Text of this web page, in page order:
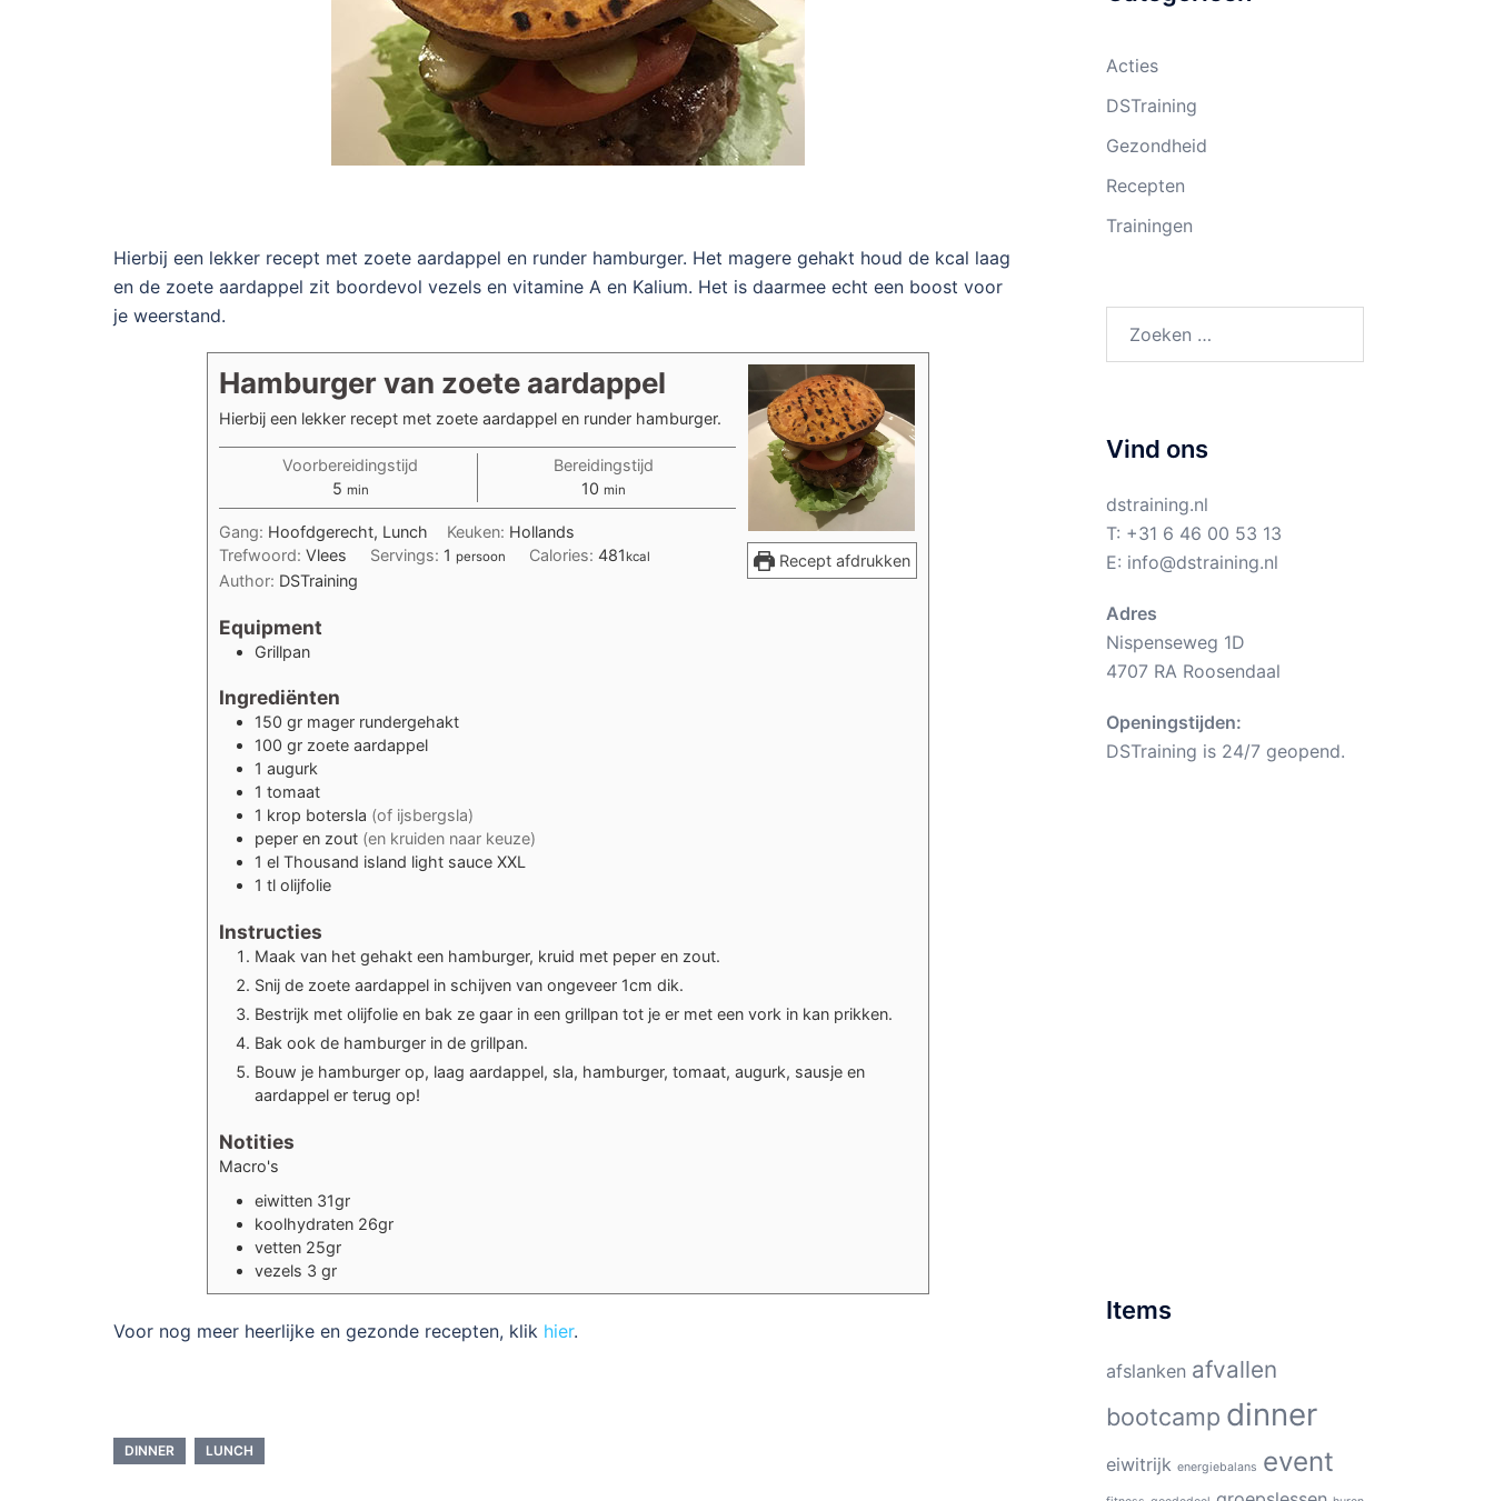
Hierbij een lekker recept met zoete aardappel en runder hamburger. Het magere gehakt houd de kcal laag
en de zoete aardappel zit boordevol vezels en vitamine A en Kalium. Het is daarmee echt een boost voor
je weerstand.
Recept afdrukken
Hamburger van zoete aardappel
Hierbij een lekker recept met zoete aardappel en runder hamburger.
Voorbereidingstijd
5minuten
min
Bereidingstijd
10 minuten
min
Gang: Hoofdgerecht, Lunch Keuken: Hollands
Trefwoord: Vlees Servings: 1 persoon Calories:481kcal
Author: DSTraining
Equipment
Grillpan
Ingrediënten
150 gr mager rundergehakt
100 gr zoete aardappel
1 augurk
1 tomaat
1 krop botersla (of ijsbergsla)
peper en zout (en kruiden naar keuze)
1 el Thousand island light sauce XXL
1 tl olijfolie
Instructies
Maak van het gehakt een hamburger, kruid met peper en zout.
Snij de zoete aardappel in schijven van ongeveer 1cm dik.
Bestrijk met olijfolie en bak ze gaar in een grillpan tot je er met een vork in kan prikken.
Bak ook de hamburger in de grillpan.
Bouw je hamburger op, laag aardappel, sla, hamburger, tomaat, augurk, sausje en
aardappel er terug op!
Notities
Macro's
eiwitten 31gr
koolhydraten 26gr
vetten 25gr
vezels 3 gr
Voor nog meer heerlijke en gezonde recepten, klik hier.
DINNER LUNCH
Acties
DSTraining
Gezondheid
Recepten
Trainingen
Vind ons
dstraining.nl
T: +31 6 46 00 53 13
E: info@dstraining.nl
Adres
Nispenseweg 1D
4707 RA Roosendaal
Openingstijden:
DSTraining is 24/7 geopend.
Items
afslanken afvallen
bootcamp dinner
eiwitrijk energiebalans event